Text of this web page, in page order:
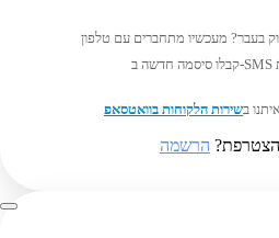
בשירות הלקוחות בוואטסאפ
הרשמה